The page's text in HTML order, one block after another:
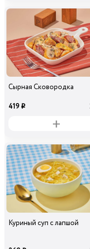
Сырная Сковородка
419 i
Куриный суп с лапшой